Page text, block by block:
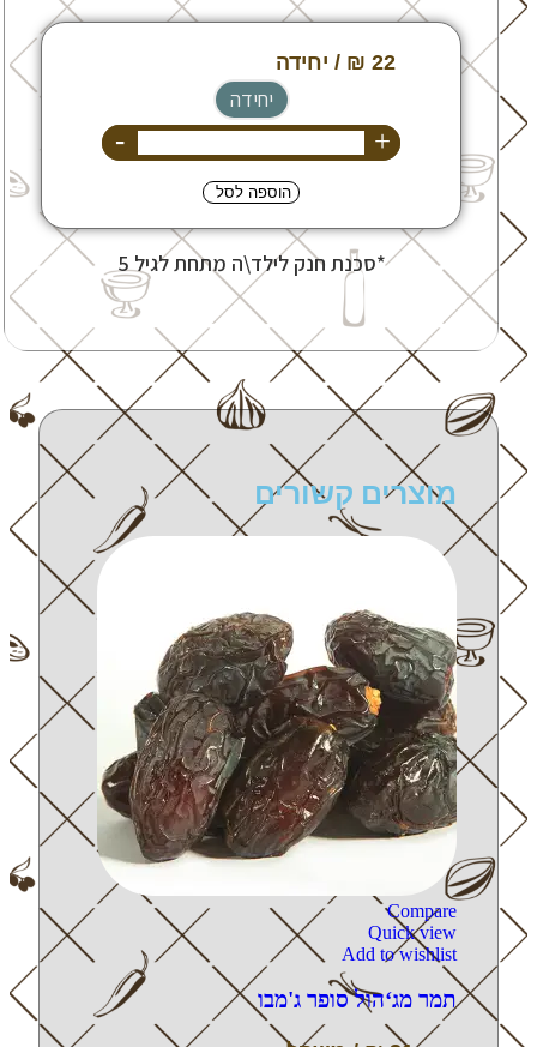
יחידה
+
-
הוספה לסל
*סכנת חנק לילד\ה מתחת לגיל 5
מוצרים קשורים
Compare
Quick view
Add to wishlist
תמר מג‘הול סופר ג'מבו